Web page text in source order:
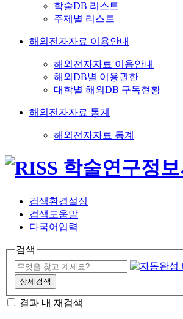
학술DB 리스트
주제별 리스트
해외전자자료 이용안내
해외전자자료 이용안내
해외DB별 이용권한
대학별 해외DB 구독현황
해외전자자료 통계
해외전자자료 통계
검색환경설정
검색도움말
다국어입력
검색
상세검색
결과 내 재검색